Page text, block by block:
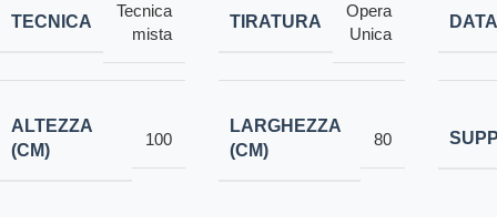
TECNICA
Tecnica
mista
TIRATURA
Opera
Unica
DATA
ALTEZZA
(CM)
100
LARGHEZZA
(CM)
80